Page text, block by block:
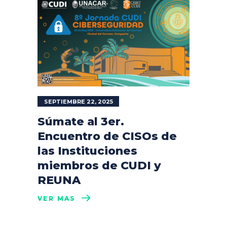
SEPTIEMBRE 22, 2025
Súmate al 3er.
Encuentro de CISOs de
las Instituciones
miembros de CUDI y
REUNA
VER MÁS